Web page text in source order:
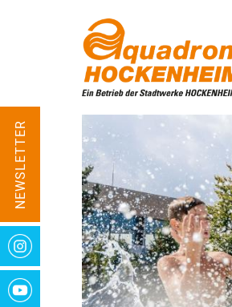
Main
navigation
NEWSLETTER